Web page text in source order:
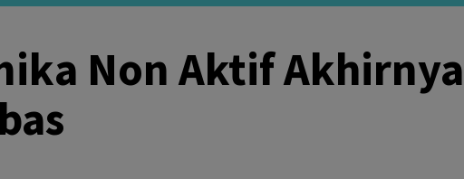
Non Aktif Akhirnya